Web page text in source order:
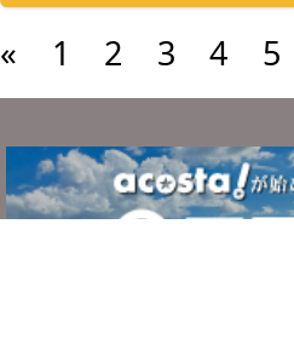
« 1 2 3 4 5